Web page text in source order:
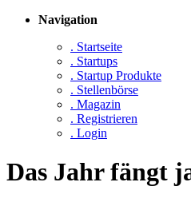
Navigation
. Startseite
. Startups
. Startup Produkte
. Stellenbörse
. Magazin
. Registrieren
. Login
Das Jahr fängt